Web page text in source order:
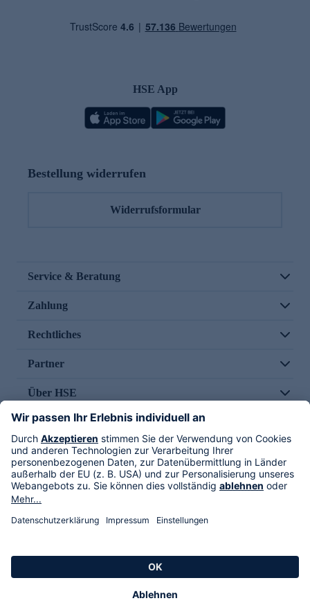
HSE App
Bestellung widerrufen
Widerrufsformular
Service & Beratung
Zahlung
Rechtliches
Partner
Über HSE
Im TV
HSE International